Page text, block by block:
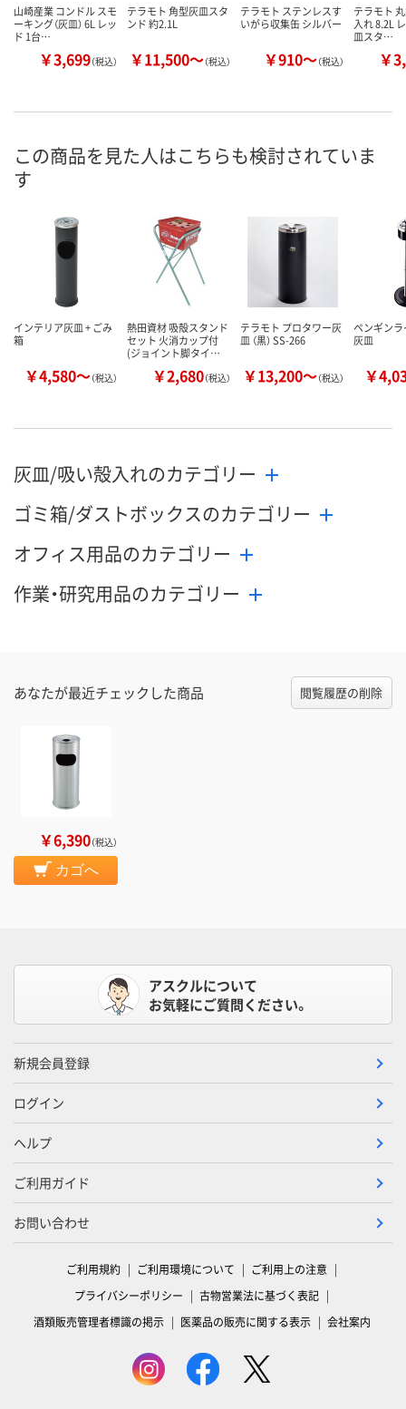
山崎産業 コンドル スモ
ーキング（灰皿） 6L レッ
ド 1台…
￥3,699（税込）
テラモト 角型灰皿スタ
ンド 約2.1L
￥11,500～（税込）
テラモト ステンレスす
いがら収集缶 シルバー
￥910～（税込）
テラモト
入れ 8.2L
皿スタ…
￥
この商品を見た人はこちらも検討されていま
す
インテリア灰皿 + ごみ
箱
￥4,580～（税込）
熱田資材 吸殻スタンド
セット 火消カップ付
(ジョイント脚タイ…
￥2,680（税込）
テラモト プロタワー灰
皿 （黒） SS-266
￥13,200～（税込）
ペンギンラ
灰皿
￥
灰皿/吸い殻入れのカテゴリー
ゴミ箱/ダストボックスのカテゴリー
オフィス用品のカテゴリー
作業・研究用品のカテゴリー
あなたが最近チェックした商品 閲覧履歴の削除
￥6,390（税込）
カゴへ
アスクルについて
お気軽にご質問ください。
新規会員登録
ログイン
ヘルプ
ご利用ガイド
お問い合わせ
ご利用規約 ご利用環境について
ご利用上の注意
プライバシーポリシー
古物営業法に基づく表記
酒類販売管理者標識の掲示
医薬品の販売に関する表示 会社案内